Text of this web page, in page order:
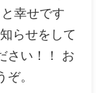
幸せです
らせをして
さい！！ お
。